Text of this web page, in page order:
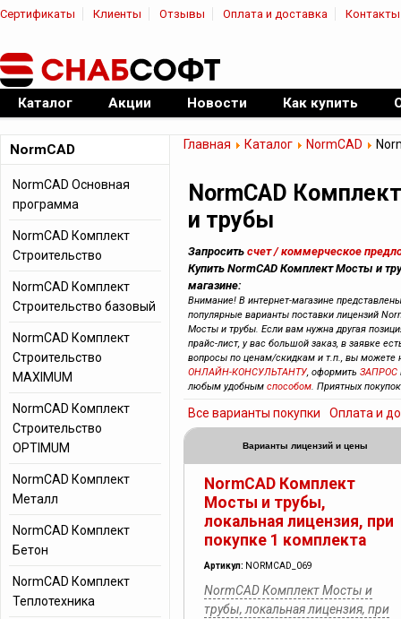
Сертификаты Клиенты Отзывы Оплата и доставка Контакты
Официальный дилер ПО
Каталог Акции Новости Как купить
Главная Каталог NormCAD
NormCAD
и трубы
Запросить счет / коммерческое
Купить NormCAD Комплект Мосты и
магазине:
Внимание! В интернет-магазине
популярные варианты поставки лицензий
Мосты и трубы. Если вам нужна другая
прайс-лист, у вас большой заказ, в заявке
вопросы по ценам/скидкам и т.п., вы можете
ОНЛАЙН-КОНСУЛЬТАНТУ, оформить ЗАПРОС
любым удобным способом. Приятных
Все варианты покупки Оплата и
Варианты лицензий и цены
NormCAD Комплект
Мосты и трубы,
локальная лицензия, при
покупке 1 комплекта
Артикул: NORMCAD_069
NormCAD Комплект Мосты и
трубы, локальная лицензия, при
NormCAD
NormCAD Основная
программа
NormCAD Комплект
Строительство
NormCAD Комплект
Строительство базовый
NormCAD Комплект
Строительство
MAXIMUM
NormCAD Комплект
Строительство
OPTIMUM
NormCAD Комплект
Металл
NormCAD Комплект
Бетон
NormCAD Комплект
Теплотехника